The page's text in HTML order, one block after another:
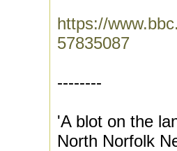
https://
57835087
--------
'A blot on the
North Norfolk